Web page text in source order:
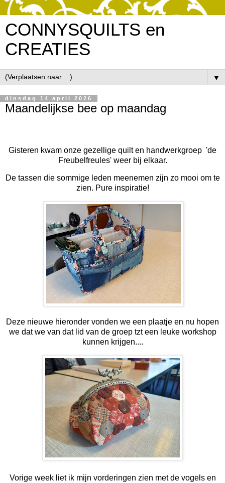
CONNYSQUILTS en
CREATIES
▼
dinsdag 14 april 2026
Maandelijkse bee op maandag
Gisteren kwam onze gezellige quilt en handwerkgroep 'de
Freubelfreules' weer bij elkaar.
De tassen die sommige leden meenemen zijn zo mooi om te
zien. Pure inspiratie!
Deze nieuwe hieronder vonden we een plaatje en nu hopen
we dat we van dat lid van de groep tzt een leuke workshop
kunnen krijgen....
Vorige week liet ik mijn vorderingen zien met de vogels en